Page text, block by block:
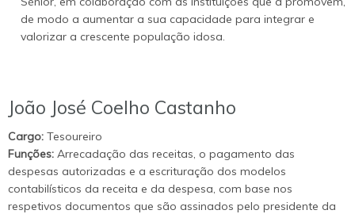
de modo a aumentar a sua capacidade para integrar e
valorizar a crescente população idosa.
João José Coelho Castanho
Cargo: Tesoureiro
Funções: Arrecadação das receitas, o pagamento das
despesas autorizadas e a escrituração dos modelos
contabilísticos da receita e da despesa, com base nos
respetivos documentos que são assinados pelo presidente da